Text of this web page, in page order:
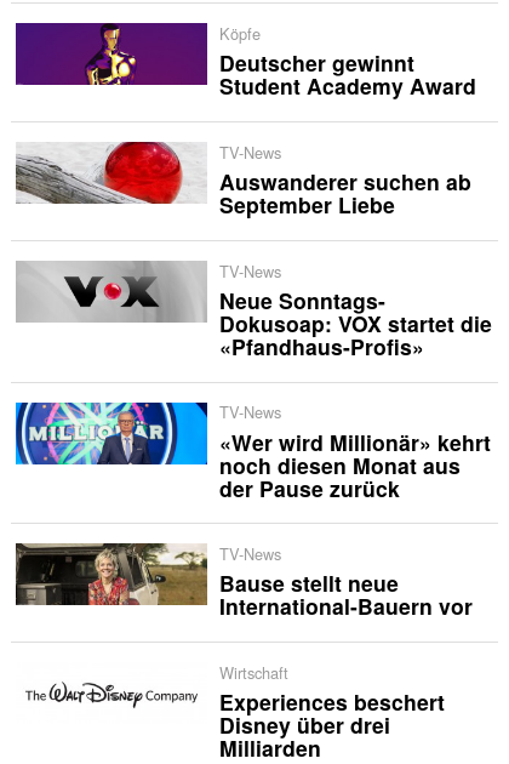
Köpfe
Deutscher gewinnt
Student Academy Award
TV-News
Auswanderer suchen ab
September Liebe
TV-News
Neue Sonntags-
Dokusoap: VOX startet die
«Pfandhaus-Profis»
TV-News
«Wer wird Millionär» kehrt
noch diesen Monat aus
der Pause zurück
TV-News
Bause stellt neue
International-Bauern vor
Wirtschaft
Experiences beschert
Disney über drei
Milliarden